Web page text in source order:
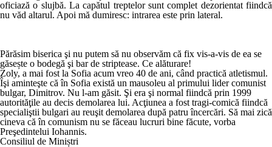
oficiază o slujbă. La capătul treptelor sunt complet dezorientat fiindcă
nu văd altarul. Apoi mă dumiresc: intrarea este prin lateral.
Părăsim biserica şi nu putem să nu observăm că fix vis-a-vis de ea se
găsește o bodegă şi bar de striptease. Ce alăturare!
Zoly, a mai fost la Sofia acum vreo 40 de ani, când practică atletismul.
Îşi aminteşte că în Sofia există un mausoleu al primului lider comunist
bulgar, Dimitrov. Nu l-am găsit. Şi era şi normal fiindcă prin 1999
autorităţile au decis demolarea lui. Acţiunea a fost tragi-comică fiindcă
specialiştii bulgari au reuşit demolarea după patru încercări. Să mai zică
cineva că în comunism nu se făceau lucruri bine făcute, vorba
Preşedintelui Iohannis.
Consiliul de Miniștri